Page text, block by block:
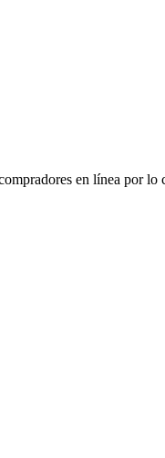
en línea por lo